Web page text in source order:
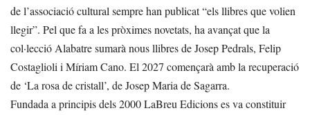
de l’associació cultural sempre han publicat “els llibres que volien
llegir”. Pel que fa a les pròximes novetats, ha avançat que la
col·lecció Alabatre sumarà nous llibres de Josep Pedrals, Felip
Costaglioli i Míriam Cano. El 2027 començarà amb la recuperació
de ‘La rosa de cristall’, de Josep Maria de Sagarra.
Fundada a principis dels 2000 LaBreu Edicions es va constituir